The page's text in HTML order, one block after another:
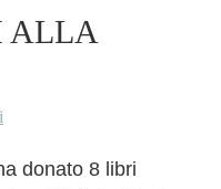
ALLA
donato 8 libri